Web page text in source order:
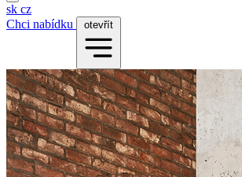
sk cz
Chci nabídku
otevřít